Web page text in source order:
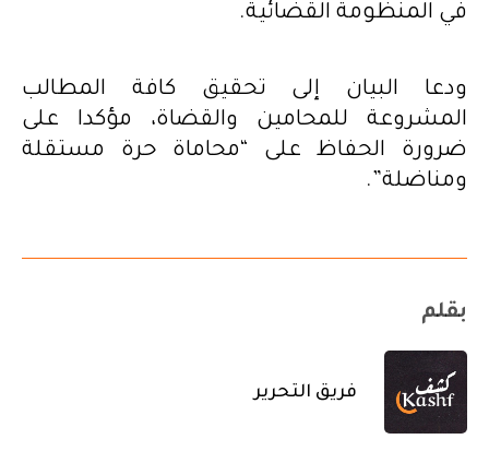
في المنظومة القضائية.
ودعا البيان إلى تحقيق كافة المطالب
المشروعة للمحامين والقضاة، مؤكدا على
ضرورة الحفاظ على “محاماة حرة مستقلة
ومناضلة”.
بقلم
فريق التحرير